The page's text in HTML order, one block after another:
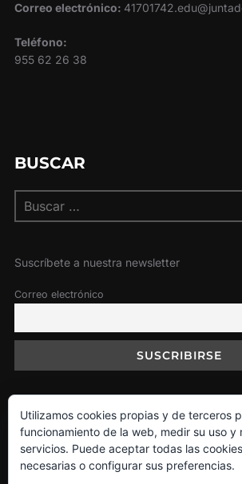
Correo electrónico:
Teléfono:
955 62 26 38
BUSCAR
Buscar:
Suscríbete a nuestra newsletter
Correo electrónico
Política de Cookies
Utilizamos cookies propias y de terceros
funcionamiento de la web, medir su uso y
servicios. Puede aceptar todas las
necesarias o configurar sus preferencias.